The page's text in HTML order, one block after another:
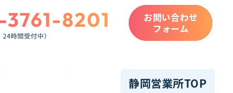
お問い合わせ
フォーム
静岡営業所TOP